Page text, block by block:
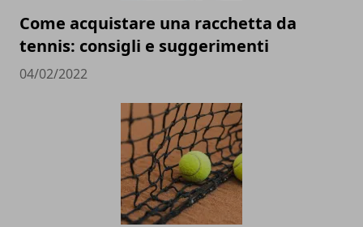
Come acquistare una racchetta da
tennis: consigli e suggerimenti
04/02/2022